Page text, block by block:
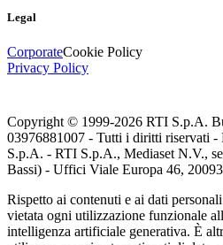
Legal
CorporateCookie Policy
Privacy Policy
Copyright © 1999-2026 RTI S.p.A.
03976881007 - Tutti i diritti riservati -
S.p.A. - RTI S.p.A., Mediaset N.V.,
Bassi) - Uffici Viale Europa 46,
Rispetto ai contenuti e ai dati
vietata ogni utilizzazione funzionale
intelligenza artificiale generativa. È